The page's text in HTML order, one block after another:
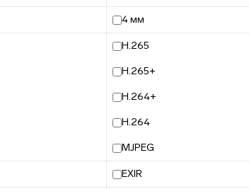
4 мм
H.265
H.265+
H.264+
H.264
MJPEG
EXIR